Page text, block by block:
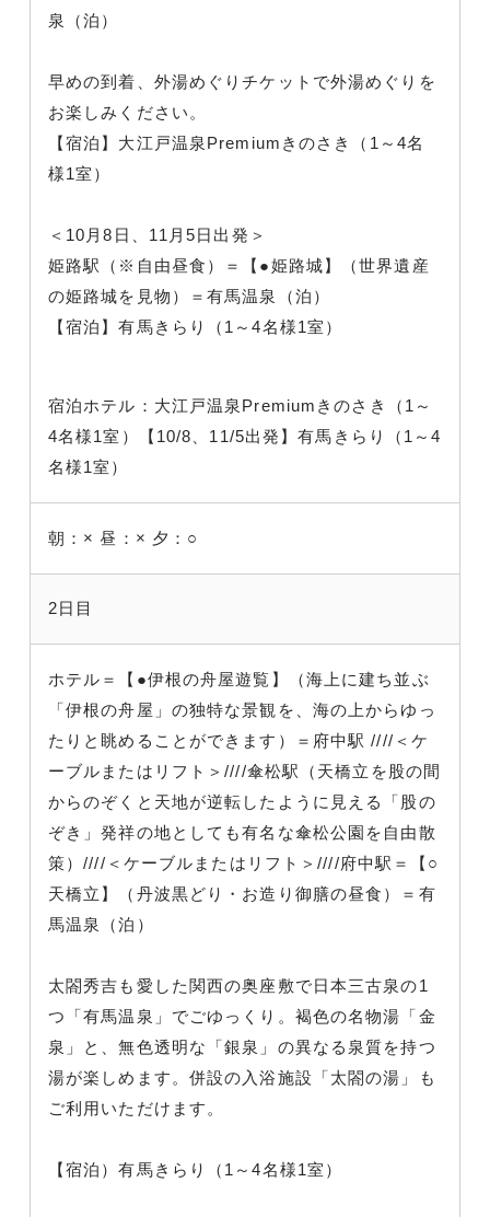
泉（泊）
早めの到着、外湯めぐりチケットで外湯めぐりを
お楽しみください。
【宿泊】大江戸温泉Premiumきのさき（1～4名
様1室）
＜10月8日、11月5日出発＞
姫路駅（※自由昼食）＝【●姫路城】（世界遺産
の姫路城を見物）＝有馬温泉（泊）
【宿泊】有馬きらり（1～4名様1室）
宿泊ホテル：大江戸温泉Premiumきのさき（1～
4名様1室）【10/8、11/5出発】有馬きらり（1～4
名様1室）
朝：× 昼：× 夕：○
2日目
ホテル＝【●伊根の舟屋遊覧】（海上に建ち並ぶ
「伊根の舟屋」の独特な景観を、海の上からゆっ
たりと眺めることができます）＝府中駅 ////＜ケ
ーブルまたはリフト＞////傘松駅（天橋立を股の間
からのぞくと天地が逆転したように見える「股の
ぞき」発祥の地としても有名な傘松公園を自由散
策）////＜ケーブルまたはリフト＞////府中駅＝【○
天橋立】（丹波黒どり・お造り御膳の昼食）＝有
馬温泉（泊）
太閤秀吉も愛した関西の奥座敷で日本三古泉の1
つ「有馬温泉」でごゆっくり。褐色の名物湯「金
泉」と、無色透明な「銀泉」の異なる泉質を持つ
湯が楽しめます。併設の入浴施設「太閤の湯」も
ご利用いただけます。
【宿泊）有馬きらり（1～4名様1室）